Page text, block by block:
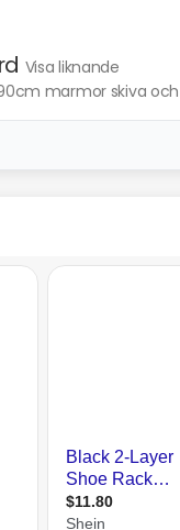
Visa liknande
marmor skiva och